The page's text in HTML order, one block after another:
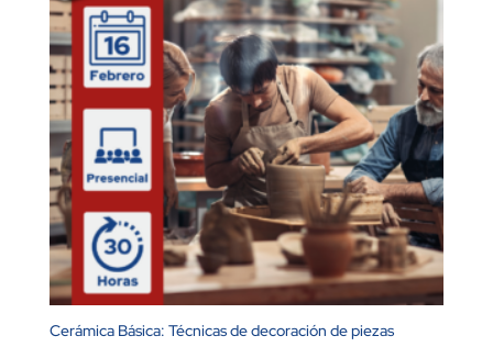
Cerámica Básica: Técnicas de decoración de piezas